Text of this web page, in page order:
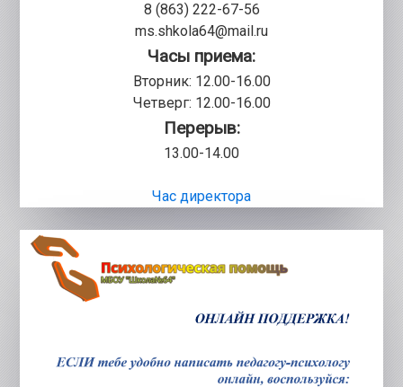
8 (863) 222-67-56
ms.shkola64@mail.ru
Часы приема:
Вторник: 12.00-16.00
Четверг: 12.00-16.00
Перерыв:
13.00-14.00
Час директора